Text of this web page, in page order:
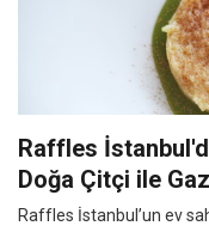
Raffles
Doğa Çitçi ile
Raffles İstanbul’un ev